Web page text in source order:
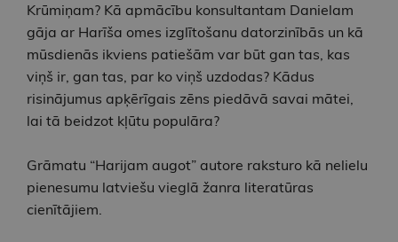
Krūmiņam? Kā apmācību konsultantam Danielam
gāja ar Harīša omes izglītošanu datorzinībās un kā
mūsdienās ikviens patiešām var būt gan tas, kas
viņš ir, gan tas, par ko viņš uzdodas? Kādus
risinājumus apķērīgais zēns piedāvā savai mātei,
lai tā beidzot kļūtu populāra?
Grāmatu “Harijam augot” autore raksturo kā nelielu
pienesumu latviešu vieglā žanra literatūras
cienītājiem.